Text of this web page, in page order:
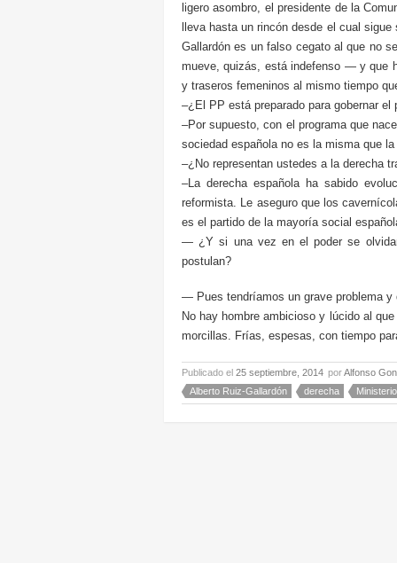
ligero asombro, el presidente de la
lleva hasta un rincón desde el cual
Gallardón es un falso cegato al que no
mueve, quizás, está indefenso — y que
y traseros femeninos al mismo tiempo
–¿El PP está preparado para gobernar el
–Por supuesto, con el programa que
sociedad española no es la misma que
–¿No representan ustedes a la derecha
–La derecha española ha sabido
reformista. Le aseguro que los
es el partido de la mayoría social
— ¿Y si una vez en el poder se
postulan?
— Pues tendríamos un grave problema
No hay hombre ambicioso y lúcido al
morcillas. Frías, espesas, con tiempo
Publicado el 25 septiembre, 2014 porAlfonso
Alberto Ruiz-Gallardón
derecha